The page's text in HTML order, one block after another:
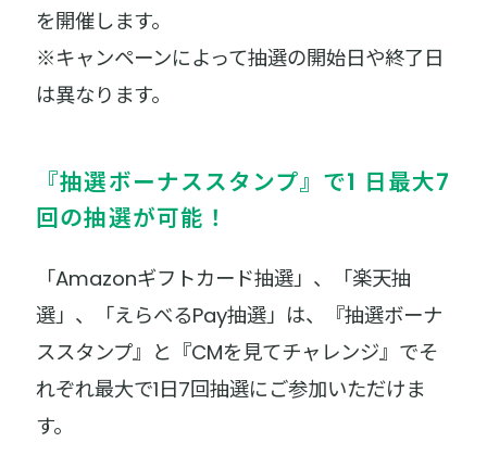
を開催します。
※キャンペーンによって抽選の開始日や終了日
は異なります。
『抽選ボーナススタンプ』で1 日最大7
回の抽選が可能！
「Amazonギフトカード抽選」、「楽天抽
選」、「えらべるPay抽選」は、『抽選ボーナ
ススタンプ』と『CMを見てチャレンジ』でそ
れぞれ最大で1日7回抽選にご参加いただけま
す。